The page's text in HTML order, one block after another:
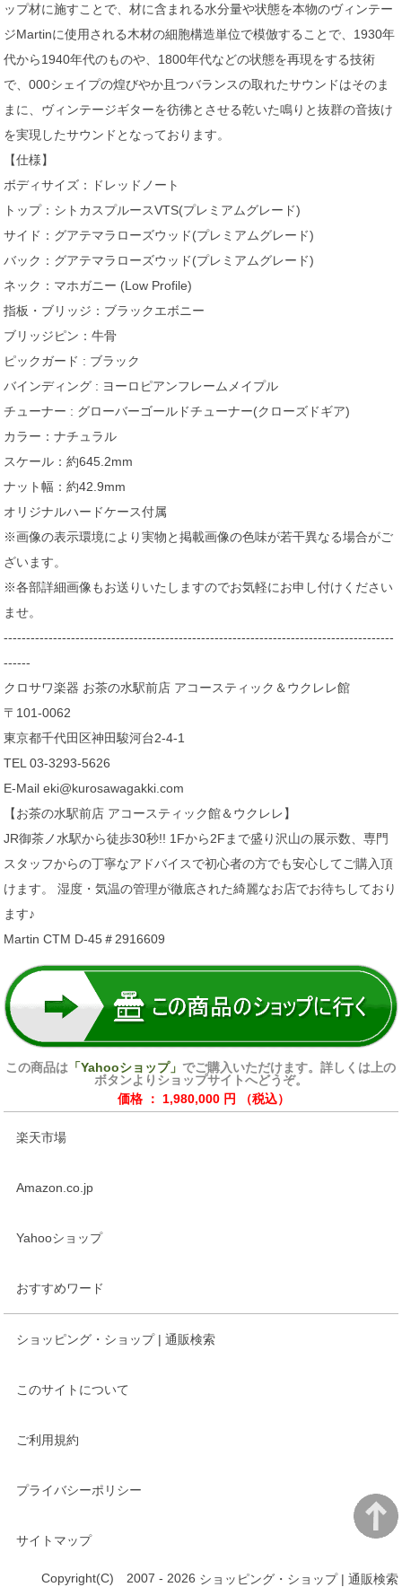
ップ材に施すことで、材に含まれる水分量や状態を本物のヴィンテー
ジMartinに使用される木材の細胞構造単位で模倣することで、1930年
代から1940年代のものや、1800年代などの状態を再現をする技術
で、000シェイプの煌びやか且つバランスの取れたサウンドはそのま
まに、ヴィンテージギターを彷彿とさせる乾いた鳴りと抜群の音抜け
を実現したサウンドとなっております。
【仕様】
ボディサイズ：ドレッドノート
トップ：シトカスプルースVTS(プレミアムグレード)
サイド：グアテマラローズウッド(プレミアムグレード)
バック：グアテマラローズウッド(プレミアムグレード)
ネック：マホガニー (Low Profile)
指板・ブリッジ：ブラックエボニー
ブリッジピン：牛骨
ピックガード : ブラック
バインディング : ヨーロピアンフレームメイプル
チューナー : グローバーゴールドチューナー(クローズドギア)
カラー：ナチュラル
スケール：約645.2mm
ナット幅：約42.9mm
オリジナルハードケース付属
※画像の表示環境により実物と掲載画像の色味が若干異なる場合がご
ざいます。
※各部詳細画像もお送りいたしますのでお気軽にお申し付けください
ませ。
---------------------------------------------------------------------------------------
------
クロサワ楽器 お茶の水駅前店 アコースティック＆ウクレレ館
〒101-0062
東京都千代田区神田駿河台2-4-1
TEL 03-3293-5626
E-Mail eki@kurosawagakki.com
【お茶の水駅前店 アコースティック館＆ウクレレ】
JR御茶ノ水駅から徒歩30秒!! 1Fから2Fまで盛り沢山の展示数、専門
スタッフからの丁寧なアドバイスで初心者の方でも安心してご購入頂
けます。 湿度・気温の管理が徹底された綺麗なお店でお待ちしており
ます♪
Martin CTM D-45＃2916609
この商品は 「Yahooショップ」でご購入いただけます。詳しくは上の
ボタンよりショップサイトへどうぞ。
価格 ： 1,980,000 円 （税込）
楽天市場
Amazon.co.jp
Yahooショップ
おすすめワード
ショッピング・ショップ | 通販検索
このサイトについて
ご利用規約
プライバシーポリシー
サイトマップ
Copyright(C) 2007 - 2026 ショッピング・ショップ | 通販検索